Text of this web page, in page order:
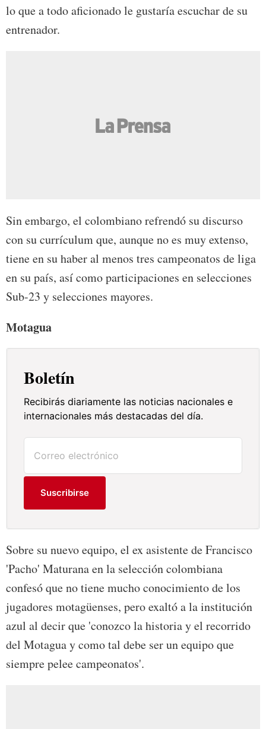
lo que a todo aficionado le gustaría escuchar de su
entrenador.
Sin embargo, el colombiano refrendó su discurso
con su currículum que, aunque no es muy extenso,
tiene en su haber al menos tres campeonatos de liga
en su país, así como participaciones en selecciones
Sub-23 y selecciones mayores.
Motagua
Boletín
Recibirás diariamente las noticias nacionales e
internacionales más destacadas del día.
Suscribirse
Sobre su nuevo equipo, el ex asistente de Francisco
'Pacho' Maturana en la selección colombiana
confesó que no tiene mucho conocimiento de los
jugadores motagüenses, pero exaltó a la institución
azul al decir que 'conozco la historia y el recorrido
del Motagua y como tal debe ser un equipo que
siempre pelee campeonatos'.